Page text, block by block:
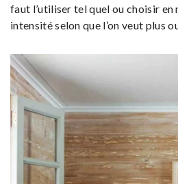
faut l’utiliser tel quel ou choisir en
intensité selon que l’on veut plus